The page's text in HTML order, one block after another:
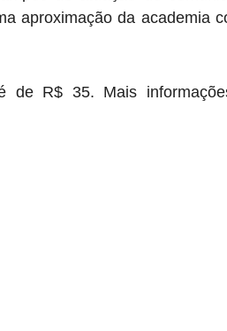
aproximação da academia
de R$ 35. Mais